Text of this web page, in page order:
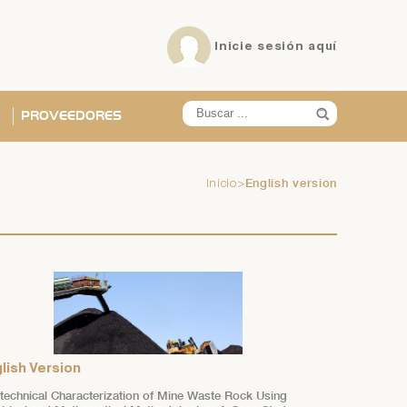
Inicie sesión aquí
PROVEEDORES
Inicio>English version
Version
Characterization of Mine Waste Rock Using